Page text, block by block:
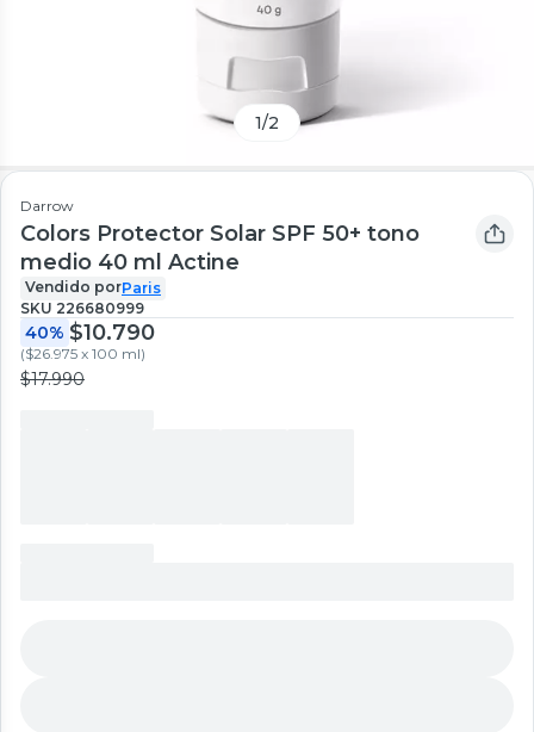
1/2
Darrow
Colors Protector Solar SPF 50+ tono
medio 40 ml Actine
Vendido porParis
SKU 226680999
40% $10.790
($26.975 x 100 ml)
$17.990